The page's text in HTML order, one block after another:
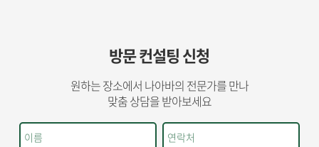
방문 컨설팅 신청
원하는 장소에서 나아바의 전문가를 만나
맞춤 상담을 받아보세요